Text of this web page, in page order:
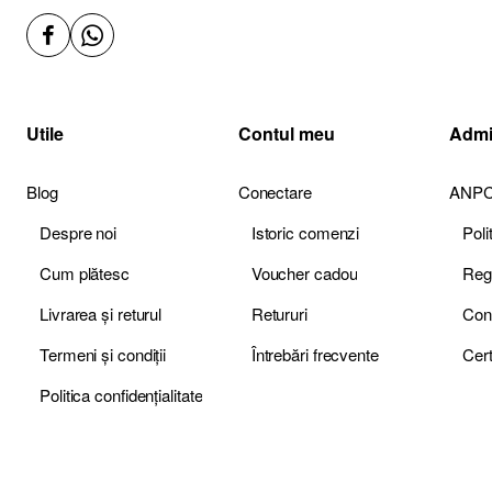
Utile
Blog
Despre noi
Cum plătesc
Livrarea și returul
Termeni și condiții
Politica confidențialitate
Contul meu
Conectare
Istoric comenzi
Voucher cadou
Retururi
Întrebări frecvente